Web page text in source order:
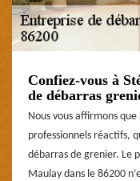
Confiez-vous à
de débarras
Nous vous affirmons
professionnels réactifs,
débarras de grenier. Le
Maulay dans le 86200